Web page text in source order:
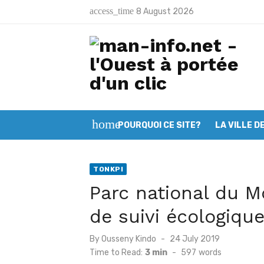
access_time 8 August 2026
Man: Vincent Koalga prend les
Sandougou- Soba: Malgré la pluie
Man fait peau neuve avant la
Man: Les jeunes musulmans
Deuxième session du CGL Mont
Mont Nimba: L’OIPR intensifie
homePOURQUOI CE SITE? LA VILLE
TONKPI
Parc national du
de suivi
ByOusseny Kindo
Posted
24 July 2019
Time to Read: 3 min - 597 words